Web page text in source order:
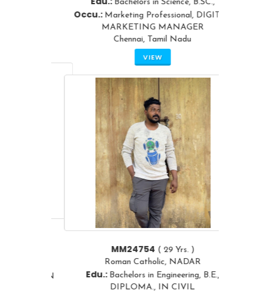
Bachelors in Science, B.SC.,
Occu.:Marketing Professional, DIGITAL
MARKETING MANAGER
Chennai, Tamil Nadu
VIEW
MM24754( 29 Yrs. )
Roman Catholic, NADAR
Edu.:Bachelors in Engineering, B.E.,
DIPLOMA., IN CIVIL